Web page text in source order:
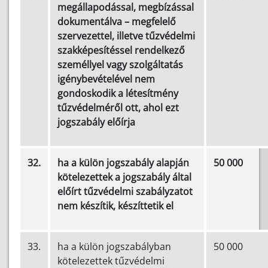
megállapodással, megbízással
dokumentálva – megfelelő
szervezettel, illetve tűzvédelmi
szakképesítéssel rendelkező
személlyel vagy szolgáltatás
igénybevételével nem
gondoskodik a létesítmény
tűzvédelméről ott, ahol ezt
jogszabály előírja
32.
ha a külön jogszabály alapján
kötelezettek a jogszabály által
előírt tűzvédelmi szabályzatot
nem készítik, készíttetik el
50 000
33.
ha a külön jogszabályban
kötelezettek tűzvédelmi
50 000